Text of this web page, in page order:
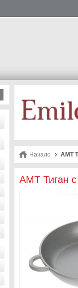
Начало АМТ
АМТ Тиган